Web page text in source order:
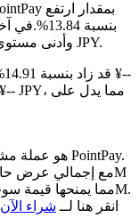
بنسبة 13.84%.
وصل إلى أعلى مستوى عند ¥0 JPY وأدنى مستوى عند ¥0 JPY.
انقر هنا لــ شراء الآن